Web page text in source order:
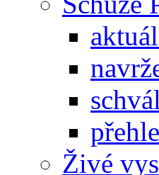
Živé